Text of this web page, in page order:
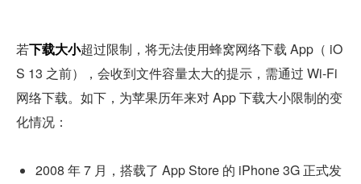
若下载大小超过限制，将无法使用蜂窝网络下载 App（ iO
S 13 之前），会收到文件容量太大的提示，需通过 Wi-Fi
网络下载。如下，为苹果历年来对 App 下载大小限制的变
化情况：
2008 年 7 月，搭载了 App Store 的 iPhone 3G 正式发